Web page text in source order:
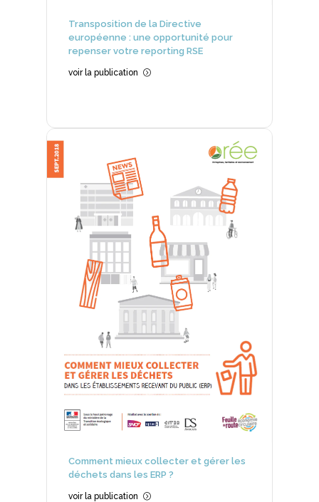
Transposition de la Directive
européenne : une opportunité pour
repenser votre reporting RSE
voir la publication =
Comment mieux collecter et gérer les
déchets dans les ERP ?
voir la publication =